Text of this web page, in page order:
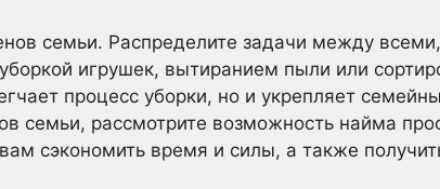
семьи. Распределите задачи между
игрушек, вытиранием пыли или
процесс уборки, но и укрепляет
семьи, рассмотрите возможность найма
сэкономить время и силы, а также